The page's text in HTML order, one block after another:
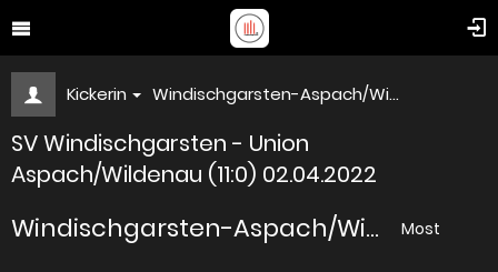
Kickerin Windischgarsten-Aspach/Wi...
SV Windischgarsten - Union
Aspach/Wildenau (11:0) 02.04.2022
Windischgarsten-Aspach/Wi... Most